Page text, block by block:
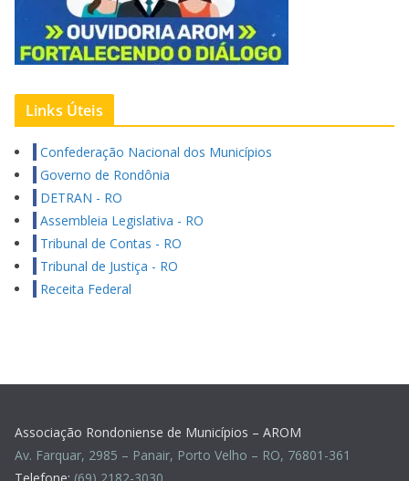
Links Úteis
Confederação Nacional dos Municípios
Governo de Rondônia
DETRAN - RO
Assembleia Legislativa - RO
Tribunal de Contas - RO
Tribunal de Justiça - RO
Receita Federal
Associação Rondoniense de Municípios – AROM
Av. Farquar, 2985 – Panair, Porto Velho – RO, 76801-361